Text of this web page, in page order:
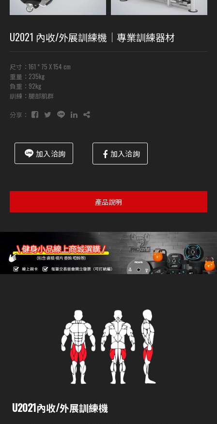
U2021 內收/外展訓練機｜專業訓練器材
尺寸：161 * 75 X 154 cm
重量：235kg
負重：92kg
訓練：腿部肌群
分享：
加入洽詢 加入洽詢
產品說明
U2021內收/外展訓練機